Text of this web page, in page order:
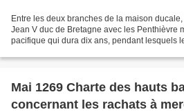
Entre les deux branches de la maison
Jean V duc de Bretagne avec les Penthièvre
pacifique qui dura dix ans, pendant lesquels
Mai 1269 Charte des hauts
concernant les rachats à